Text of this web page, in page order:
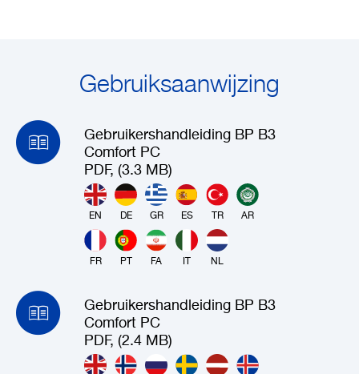
Gebruiksaanwijzing
Gebruikershandleiding BP B3
Comfort PC
PDF, (3.3 MB)
EN DE GR ES TR AR
FR PT FA IT NL
Gebruikershandleiding BP B3
Comfort PC
PDF, (2.4 MB)